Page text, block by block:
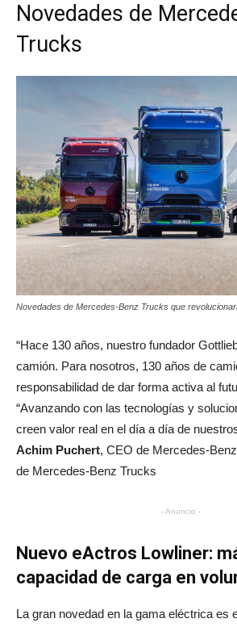
Novedades de
Trucks
Novedades de Mercedes-Benz Trucks que
“Hace 130 años, nuestro fundador
camión. Para nosotros, 130 años de
responsabilidad de dar forma activa al
“Avanzando con las tecnologías y
creen valor real en el día a día de
Achim Puchert, CEO de
de Mercedes-Benz Trucks
- Anuncio -
Nuevo eActros Lowliner:
capacidad de carga en
La gran novedad en la gama eléctrica es